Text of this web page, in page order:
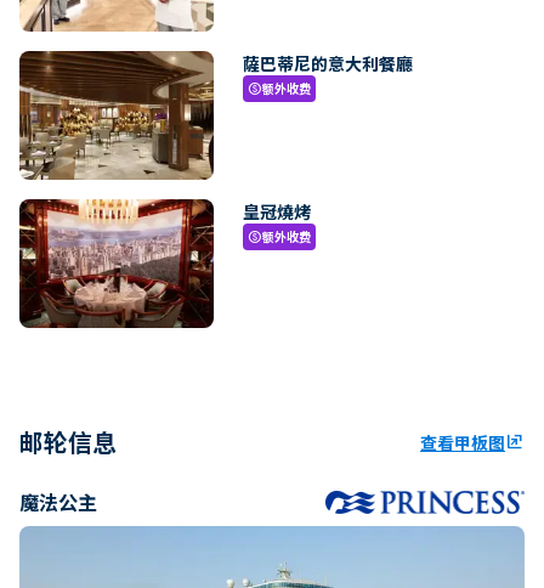
薩巴蒂尼的意大利餐廳
paid额外收费
皇冠燒烤
paid额外收费
邮轮信息 查看甲板图ungroup
魔法公主